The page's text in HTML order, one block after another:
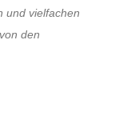
und vielfachen
den